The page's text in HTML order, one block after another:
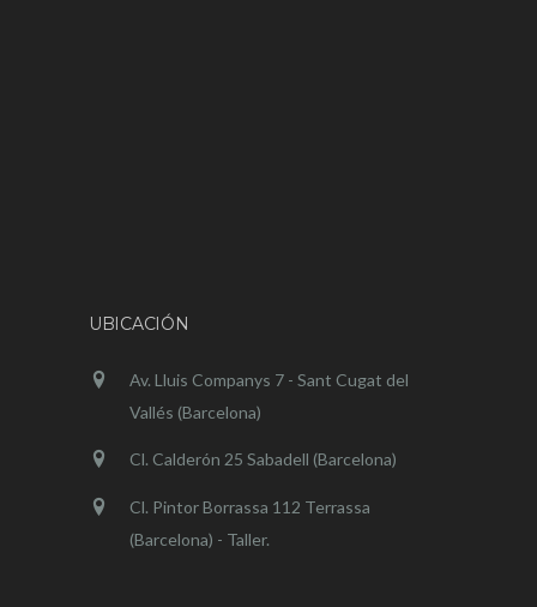
UBICACIÓN
Av. Lluis Companys 7 - Sant Cugat del
Vallés (Barcelona)
Cl. Calderón 25 Sabadell (Barcelona)
Cl. Pintor Borrassa 112 Terrassa
(Barcelona) - Taller.